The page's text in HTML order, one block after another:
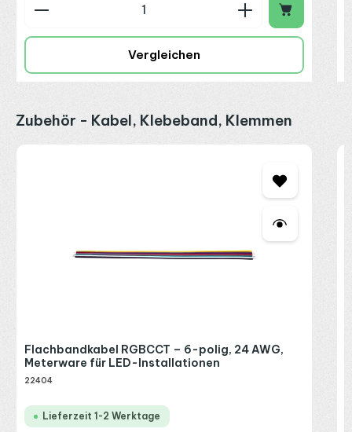
Vergleichen
Produktgalerie überspringen
Zubehör - Kabel, Klebeband, Klemmen
Flachbandkabel RGBCCT – 6-polig, 24 AWG,
Meterware für LED-Installationen
22404
Lieferzeit 1-2 Werktage